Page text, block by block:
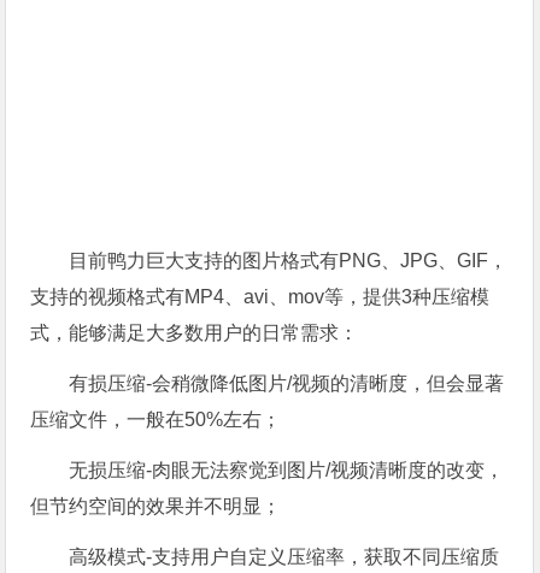
目前鸭力巨大支持的图片格式有PNG、JPG、GIF，
支持的视频格式有MP4、avi、mov等，提供3种压缩模
式，能够满足大多数用户的日常需求：
有损压缩-会稍微降低图片/视频的清晰度，但会显著
压缩文件，一般在50%左右；
无损压缩-肉眼无法察觉到图片/视频清晰度的改变，
但节约空间的效果并不明显；
高级模式-支持用户自定义压缩率，获取不同压缩质